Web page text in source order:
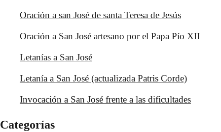
Oración a san José de santa Teresa de Jesús
Oración a San José artesano por el Papa Pío XII
Letanías a San José
Letanía a San José (actualizada Patris Corde)
Invocación a San José frente a las dificultades
Categorías